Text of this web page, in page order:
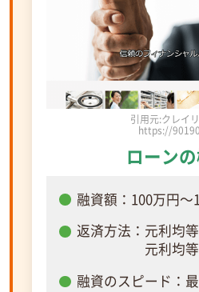
引用元:クレイ
https://
ローン
融資額：100万円～
返済方法：元利均等
元利均等最
融資のスピード：